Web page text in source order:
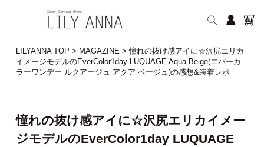
LILYANNA TOP > MAGAZINE>憧れの抜け感アイに☆沢尻エリカ
イメージモデルのEverColor1day LUQUAGE Aqua Beige(エバーカ
ラーワンデー ルクアージュ アクア ベージュ)の感想&装着レポ
憧れの抜け感アイに☆沢尻エリカイメー
ジモデルのEverColor1day LUQUAGE